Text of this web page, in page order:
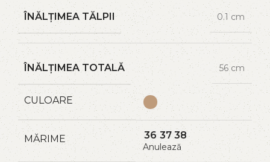
ÎNĂLȚIMEA TĂLPII 0.1 cm
ÎNĂLȚIMEA TOTALĂ 56 cm
CULOARE
MĂRIME 36 37 38
Anulează